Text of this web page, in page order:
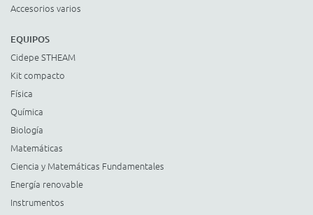
Accesorios varios
EQUIPOS
Cidepe STHEAM
Kit compacto
Física
Química
Biología
Matemáticas
Ciencia y Matemáticas Fundamentales
Energía renovable
Instrumentos